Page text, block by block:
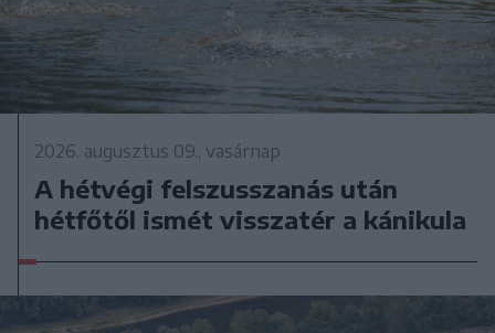
2026. augusztus 09., vasárnap
A hétvégi felszusszanás után
hétfőtől ismét visszatér a kánikula